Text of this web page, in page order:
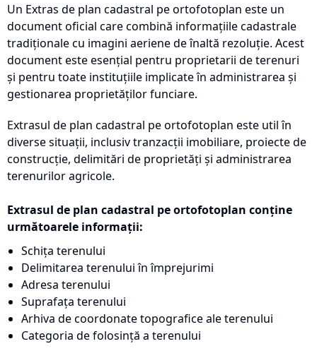
Un Extras de plan cadastral pe ortofotoplan este un
document oficial care combină informațiile cadastrale
tradiționale cu imagini aeriene de înaltă rezoluție. Acest
document este esențial pentru proprietarii de terenuri
și pentru toate instituțiile implicate în administrarea și
gestionarea proprietăților funciare.
Extrasul de plan cadastral pe ortofotoplan este util în
diverse situații, inclusiv tranzacții imobiliare, proiecte de
construcție, delimitări de proprietăți și administrarea
terenurilor agricole.
Extrasul de plan cadastral pe ortofotoplan conține
următoarele informații:
Schița terenului
Delimitarea terenului în împrejurimi
Adresa terenului
Suprafața terenului
Arhiva de coordonate topografice ale terenului
Categoria de folosință a terenului